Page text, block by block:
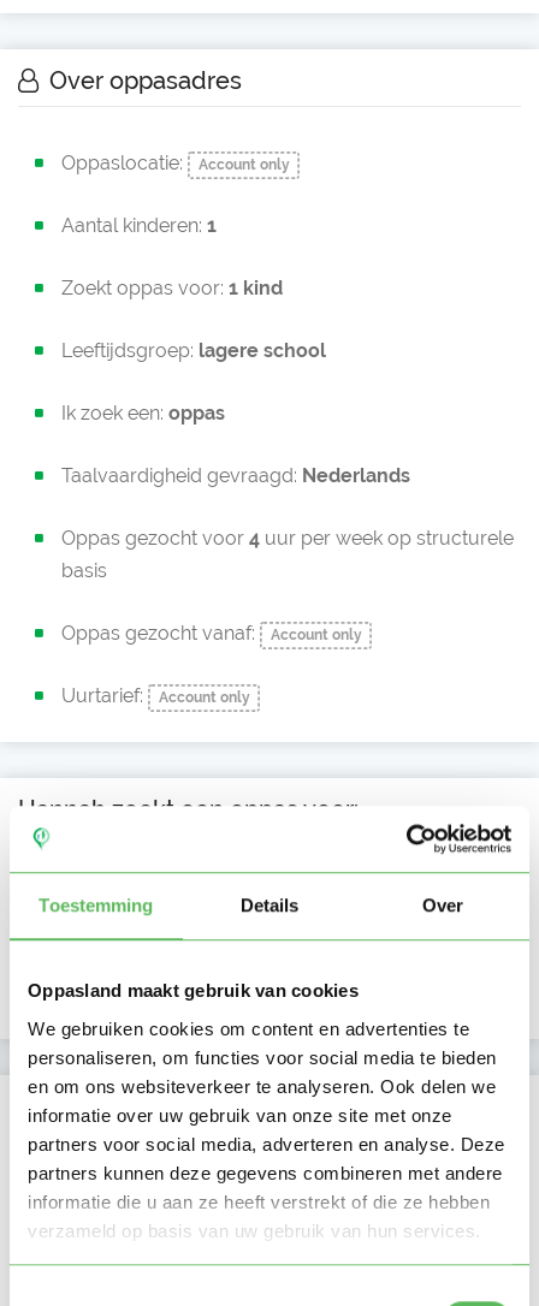
Toestemming Details Over
Oppasland maakt gebruik van cookies
We gebruiken cookies om content en advertenties te
personaliseren, om functies voor social media te bieden
en om ons websiteverkeer te analyseren. Ook delen we
informatie over uw gebruik van onze site met onze
partners voor social media, adverteren en analyse. Deze
partners kunnen deze gegevens combineren met andere
informatie die u aan ze heeft verstrekt of die ze hebben
verzameld op basis van uw gebruik van hun services.
Over oppasadres
Oppaslocatie: Account only
Aantal kinderen: 1
Zoekt oppas voor: 1 kind
Leeftijdsgroep: lagere school
Ik zoek een: oppas
Taalvaardigheid gevraagd: Nederlands
Oppas gezocht voor 4 uur per week op structurele
basis
Oppas gezocht vanaf: Account only
Uurtarief: Account only
Hannah zoekt een oppas voor:
Middag
Activiteit op Oppasland
03-08-2026